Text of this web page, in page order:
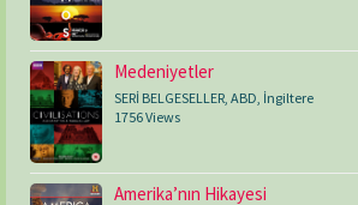
Medeniyetler
SERİ BELGESELLER ABD İngiltere
1756 Views
Amerika’nın Hikayesi